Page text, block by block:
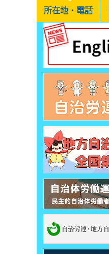
所在地・電話